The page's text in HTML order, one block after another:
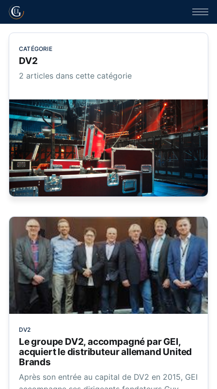
CATÉGORIE
DV2
2 articles dans cette catégorie
DV2
Le groupe DV2, accompagné par GEI,
acquiert le distributeur allemand United
Brands
Après son entrée au capital de DV2 en 2015, GEI